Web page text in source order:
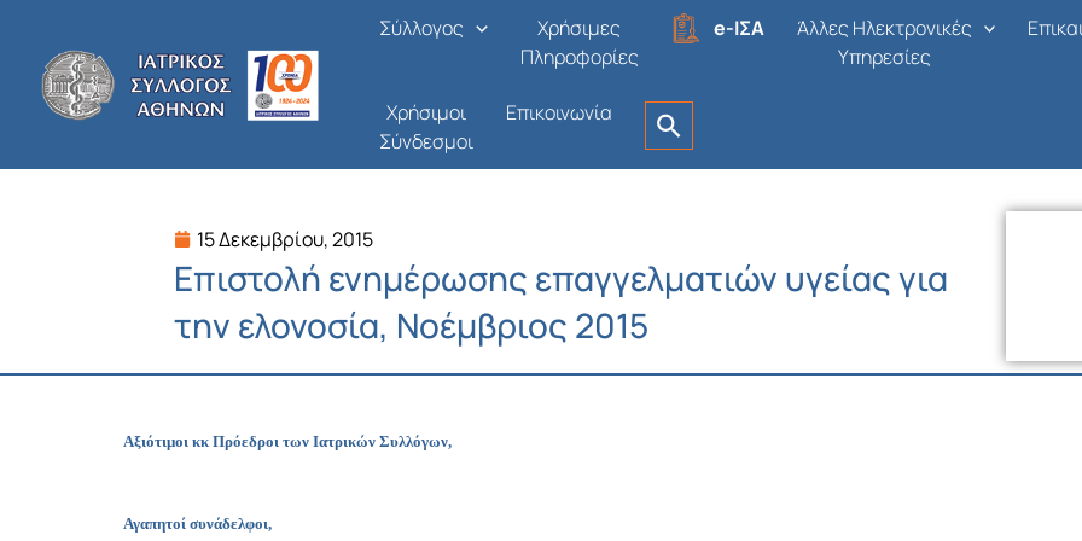
περιεχόμενο
Σύλλογος
Χρήσιμες
Πληροφορίες
e-ΙΣΑ
Άλλες Ηλεκτρονικές
Υπηρεσίες
Χρήσιμοι
Σύνδεσμοι
Επικοινωνία
15 Δεκεμβρίου, 2015
Επιστολή ενημέρωσης επαγγελματιών υγείας για
την ελονοσία, Νοέμβριος 2015
Αξιότιμοι κκ Πρόεδροι των Ιατρικών Συλλόγων,
Αγαπητοί συνάδελφοι,